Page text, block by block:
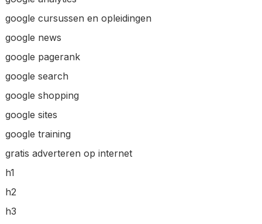
google cursussen en opleidingen
google news
google pagerank
google search
google shopping
google sites
google training
gratis adverteren op internet
h1
h2
h3